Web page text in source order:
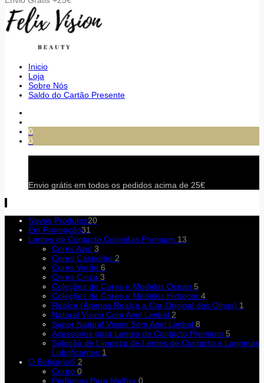
Inicio
Loja
Sobre Nós
Saldo do Cartão Presente
0
0
Envio grátis em todos os pedidos acima de 25€
Novos Produtos20
Em Promoção31
Lentes de Contacto Coloridas Premium 13
Cores Azul 3
Cores Castanho 2
Cores Verde 6
Cores Cinza 3
Coleções de Cores e Modelos Ocean 5
Coleções de Cores e Modelos Hidrocor 4
Realce (Apenas Realça a Cor Original dos Olhos) 1
Natural Vision Com Anel Limbal 2
Super Natural Vision Sem Anel Limbal 8
Acessórios para Lentes de Contacto Premium 5
Solução de Limpeza de Lentes de Contacto e Lagrimas
Lubrificantes 1
O Boticário® 2
Corpo 0
Perfumes Para Mulher 0